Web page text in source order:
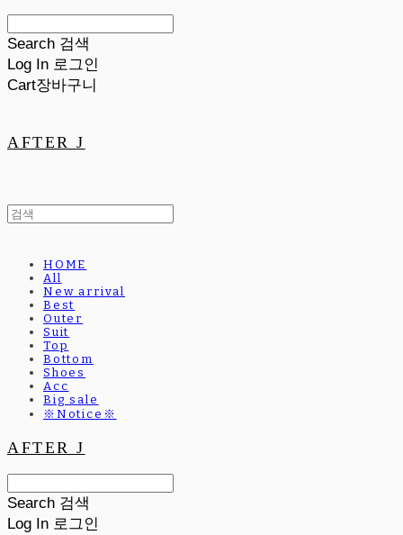
Search 검색
Log In 로그인
Cart장바구니
AFTER J
HOME
All
New arrival
Best
Outer
Suit
Top
Bottom
Shoes
Acc
Big sale
※Notice※
AFTER J
Search 검색
Log In 로그인